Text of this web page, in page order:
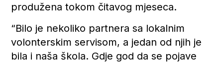
produžena tokom čitavog mjeseca.
“Bilo je nekoliko partnera sa lokalnim
volonterskim servisom, a jedan od njih je
bila i naša škola. Gdje god da se pojave